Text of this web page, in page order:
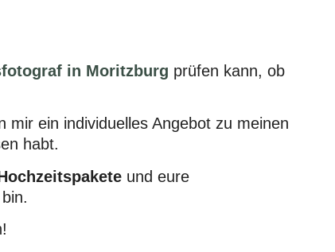
in Moritzburg prüfen kann, ob
ein individuelles Angebot zu meinen
habt.
und eure